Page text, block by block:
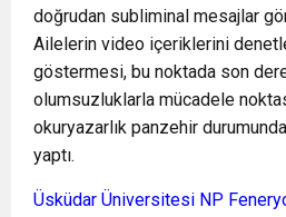
doğrudan subliminal mesajlar
Ailelerin video içeriklerini
göstermesi, bu noktada son
olumsuzluklarla mücadele
okuryazarlık panzehir
yaptı.
Üsküdar Üniversitesi NP